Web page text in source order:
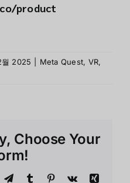
product
2025 Meta Quest, VR,
Choose Your
TelegramTumblr Pinterest
Vk
Xing